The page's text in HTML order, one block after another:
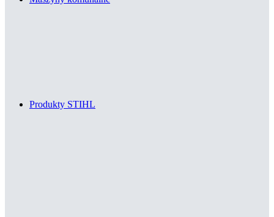
Produkty STIHL